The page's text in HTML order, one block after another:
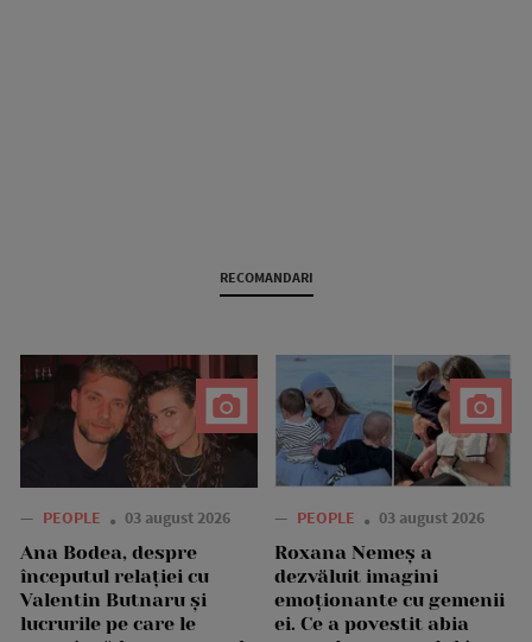
RECOMANDARI
— PEOPLE 03 august 2026
Ana Bodea, despre
începutul relației cu
Valentin Butnaru și
lucrurile pe care le
— PEOPLE 03 august 2026
Roxana Nemeș a
dezvăluit imagini
emoționante cu gemenii
ei. Ce a povestit abia